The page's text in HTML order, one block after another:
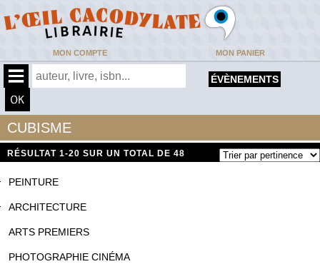
MON COMPTE MON PANIER
ÉVÈNEMENTS
CUBISME
RÉSULTAT 1-20 SUR UN TOTAL DE 48
PEINTURE
ARCHITECTURE
ARTS PREMIERS
PHOTOGRAPHIE CINÉMA